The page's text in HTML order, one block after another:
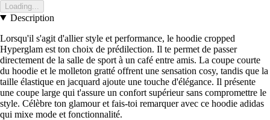
Loading...
Description
Lorsqu'il s'agit d'allier style et performance, le hoodie cropped
Hyperglam est ton choix de prédilection. Il te permet de passer
directement de la salle de sport à un café entre amis. La coupe courte
du hoodie et le molleton gratté offrent une sensation cosy, tandis que la
taille élastique en jacquard ajoute une touche d'élégance. Il présente
une coupe large qui t'assure un confort supérieur sans compromettre le
style. Célèbre ton glamour et fais-toi remarquer avec ce hoodie adidas
qui mixe mode et fonctionnalité.